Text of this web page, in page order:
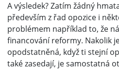
A výsledek? Zatím žádný
především z řad opozice i
problémem například to, že
financování reformy. Nakolik
opodstatněná, když ti stejní
také zasedají, je samostatná